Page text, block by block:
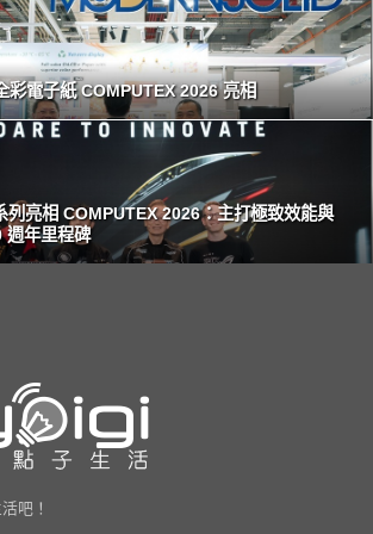
彩電子紙 COMPUTEX 2026 亮相
亮相 COMPUTEX 2026：主打極致效能與
週年里程碑
吧！